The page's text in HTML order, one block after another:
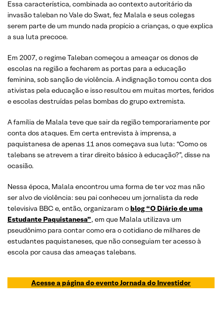
Essa característica, combinada ao contexto autoritário da
invasão taleban no Vale do Swat, fez Malala e seus colegas
serem parte de um mundo nada propício a crianças, o que explica
a sua luta precoce.
Em 2007, o regime Taleban começou a ameaçar os donos de
escolas na região a fecharem as portas para a educação
feminina, sob sanção de violência. A indignação tomou conta dos
ativistas pela educação e isso resultou em muitas mortes, feridos
e escolas destruídas pelas bombas do grupo extremista.
A família de Malala teve que sair da região temporariamente por
conta dos ataques. Em certa entrevista à imprensa, a
paquistanesa de apenas 11 anos começava sua luta: “Como os
talebans se atrevem a tirar direito básico à educação?”, disse na
ocasião.
Nessa época, Malala encontrou uma forma de ter voz mas não
ser alvo de violência: seu pai conheceu um jornalista da rede
televisiva BBC e, então, organizaram oblog “O Diário de uma
Estudante Paquistanesa”, em que Malala utilizava um
pseudônimo para contar como era o cotidiano de milhares de
estudantes paquistaneses, que não conseguiam ter acesso à
escola por causa das ameaças talebans.
Acesse a página do evento Jornada do Investidor